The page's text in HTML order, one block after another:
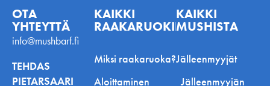
OTA
YHTEYTTÄ
info@mushbarf.fi
TEHDAS
PIETARSAARI
KAIKKI
RAAKARUOKINNASTA
Miksi raakaruoka?
Aloittaminen
KAIKKI
MUSHISTA
Jälleenmyyjät
Jälleenmyyjän